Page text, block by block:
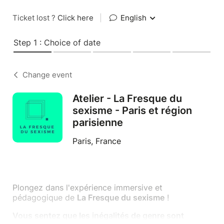
Ticket lost ? Click here English
Step 1 : Choice of date
Change event
Atelier - La Fresque du
sexisme - Paris et région
parisienne
Paris, France
Plongez dans l'expérience immersive et
pédagogique de La Fresque du sexisme !